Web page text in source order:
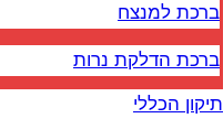
ברכת למנצח
ברכת הדלקת נרות
תיקון הכללי